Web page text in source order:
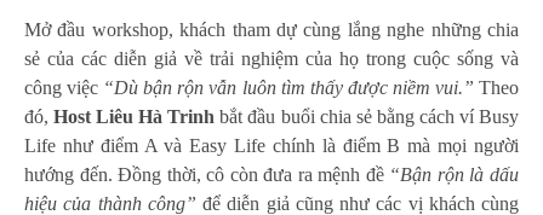
Mở đầu workshop, khách tham dự cùng lắng nghe những chia
sẻ của các diễn giả về trải nghiệm của họ trong cuộc sống và
công việc “Dù bận rộn vẫn luôn tìm thấy được niềm vui.” Theo
đó,Host Liêu Hà Trinh bắt đầu buổi chia sẻ bằng cách ví Busy
Life như điểm A và Easy Life chính là điểm B mà mọi người
hướng đến. Đồng thời, cô còn đưa ra mệnh đề “Bận rộn là dấu
hiệu của thành công” để diễn giả cũng như các vị khách cùng